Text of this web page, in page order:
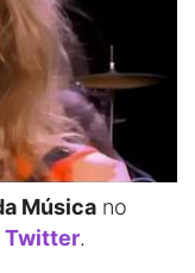
Música no
Twitter.